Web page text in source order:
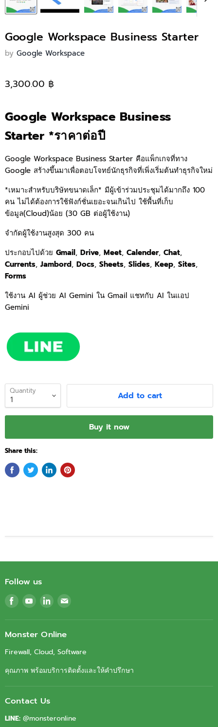
Google Workspace Business Starter
by Google Workspace
3,300.00 ฿
Google Workspace Business
Starter *ราคาต่อปี
Google Workspace Business Starter คือแพ็กเกจที่ทาง
Google สร้างขึ้นมาเพื่อตอบโจทย์นักธุรกิจที่เพิ่งเริ่มต้นทำธุรกิจใหม่
*เหมาะสำหรับบริษัทขนาดเล็ก* มีผู้เข้าร่วมประชุมได้มากถึง 100
คน ไม่ได้ต้องการใช้ฟังก์ชั่นเยอะจนเกินไป ใช้พื้นที่เก็บ
ข้อมูล(Cloud)น้อย (30 GB ต่อผู้ใช้งาน)
จำกัดผู้ใช้งานสูงสุด 300 คน
ประกอบไปด้วย Gmail, Drive, Meet, Calender, Chat,
Currents, Jambord, Docs, Sheets, Slides, Keep, Sites,
Forms
ใช้งาน AI ผู้ช่วย AI Gemini ใน Gmail แชทกับ AI ในแอป
Gemini
Quantity Add to cart
Buy it now
Share this:
Follow us
Find
us
on
Facebook
Find
us
on
Youtube
Find
us
on
LinkedIn
Find
on
Monster Online
Firewall, Cloud, Software
คุณภาพ พร้อมบริการติดตั้งและให้คำปรึกษา
Contact Us
LINE: @monsteronline